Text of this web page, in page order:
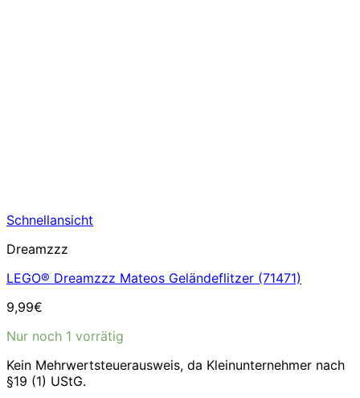
Schnellansicht
Dreamzzz
LEGO® Dreamzzz Mateos Geländeflitzer (71471)
9,99€
Nur noch 1 vorrätig
Kein Mehrwertsteuerausweis, da Kleinunternehmer nach
§19 (1) UStG.